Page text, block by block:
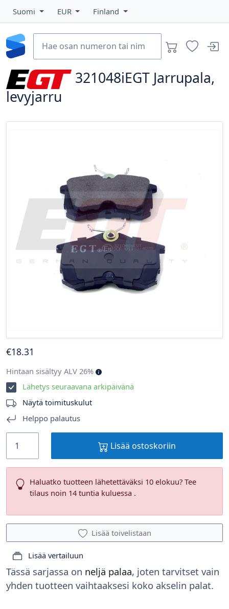
Suomi EUR Finland
321048iEGT Jarrupala,
levyjarru
Tässä sarjassa on neljä palaa, joten tarvitset vain
yhden tuotteen vaihtaaksesi koko akselin palat.
€18.31
Hintaan sisältyy ALV 26%
Lähetys seuraavana arkipäivänä
Näytä toimituskulut
Helppo palautus
Lisää ostoskoriin
Haluatko tuotteen lähetettäväksi 10 elokuu? Tee
tilaus noin 14 tuntia kuluessa .
Lisää toivelistaan
Lisää vertailuun